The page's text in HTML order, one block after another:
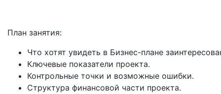
План занятия:
Что хотят увидеть в Бизнес-плане
Ключевые показатели проекта.
Контрольные точки и возможные ошибки.
Структура финансовой части проекта.